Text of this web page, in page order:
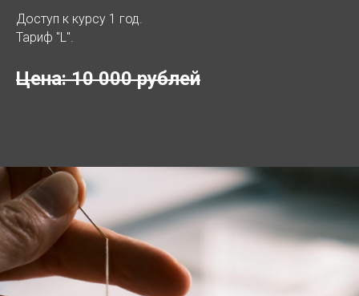
Доступ к курсу 1 год.
Тариф "L".
Цена: 10 000 рублей